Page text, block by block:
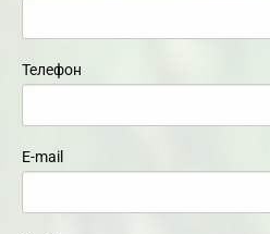
Телефон
E-mail